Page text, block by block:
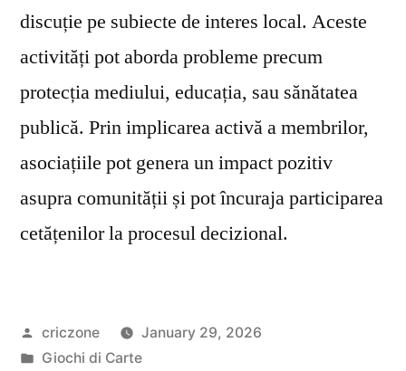
discuție pe subiecte de interes local. Aceste
activități pot aborda probleme precum
protecția mediului, educația, sau sănătatea
publică. Prin implicarea activă a membrilor,
asociațiile pot genera un impact pozitiv
asupra comunității și pot încuraja participarea
cetățenilor la procesul decizional.
criczone
January 29, 2026
Giochi di Carte